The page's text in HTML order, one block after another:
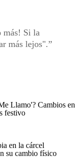
más! Si la
más lejos".
Llamo'? Cambios en
festivo
en la cárcel
su cambio físico